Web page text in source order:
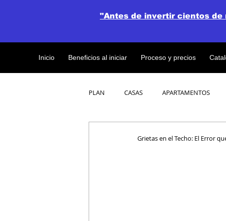
Inicio Beneficios al iniciar Proceso y precios
"Antes de invertir cientos de
PLAN CASAS APARTAMENTOS
Grietas en el Techo: El Error